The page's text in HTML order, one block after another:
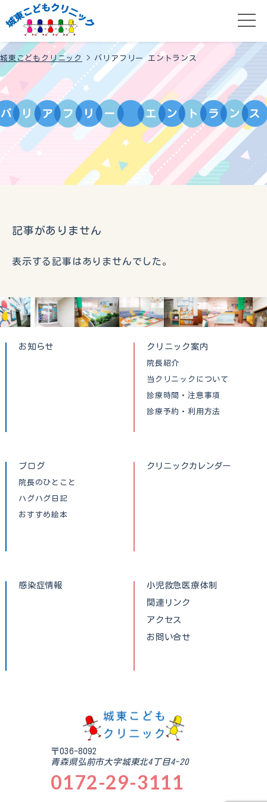
城東こどもクリニック > バリアフリー エントランス
バ リ ア フ リ ー エ ン ト ラ ン ス
記事がありません
表示する記事はありませんでした。
お知らせ クリニック案内
院長紹介
当クリニックについて
診療時間・注意事項
診療予約・利用方法
ブログ
院長のひとこと
ハグハグ日記
おすすめ絵本
クリニックカレンダー
感染症情報
小児救急医療体制
関連リンク
アクセス
お問い合せ
〒036-8092
青森県弘前市大字城東北4丁目4-20
0172-29-3111